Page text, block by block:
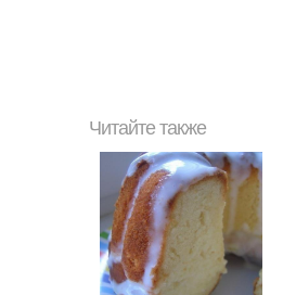
Читайте также